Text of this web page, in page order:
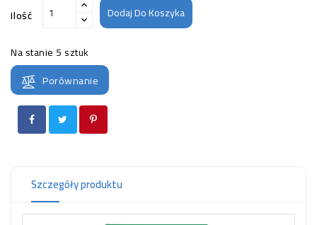
(SPRZĘT)
OCZKO
WODNE
(SPRZĘT)
KONTAKT
Ilość Dodaj Do Koszyka
Na stanie 5 sztuk
Porównanie
Szczegóły produktu